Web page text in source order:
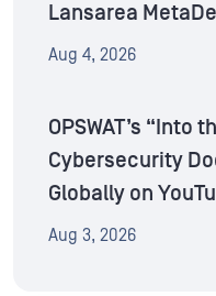
Lansarea
Aug 4, 2026
OPSWAT’s “Into
Cybersecurity
Globally on
Aug 3, 2026